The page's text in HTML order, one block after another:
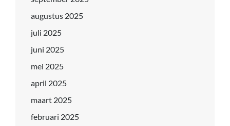
augustus 2025
juli 2025
juni 2025
mei 2025
april 2025
maart 2025
februari 2025